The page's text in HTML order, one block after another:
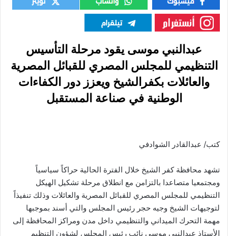
عبدالنبي موسى يقود مرحلة التأسيس
التنظيمي للمجلس المصري للقبائل المصرية
والعائلات بكفرالشيخ ويعزز دور الكفاءات
الوطنية في صناعة المستقبل
كتب/ عبدالقادر الشوادفي
تشهد محافظة كفر الشيخ خلال الفترة الحالية حراكاً سياسياً
ومجتمعيا متصاعدا بالتزامن مع انطلاق مرحلة تشكيل الهيكل
التنظيمي للمجلس المصري للقبائل المصرية والعائلات وذلك تنفيذاً
لتوجيهات الشيخ وجيه حجر رئيس المجلس والتي أسند بموجبها
مهمة التحرك الميداني والتنظيمي داخل مدن ومراكز المحافظة إلى
الأستاذ عبدالنبي موسى نائب رئيس المجلس لشؤون التنظيم